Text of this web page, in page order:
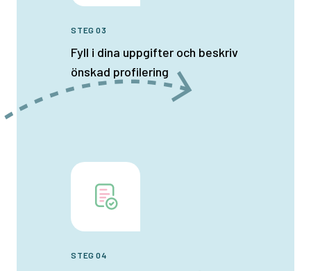
STEG 03
Fyll i dina uppgifter och beskriv
önskad profilering
STEG 04